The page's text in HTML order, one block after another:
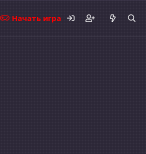
Начать играть Форумы